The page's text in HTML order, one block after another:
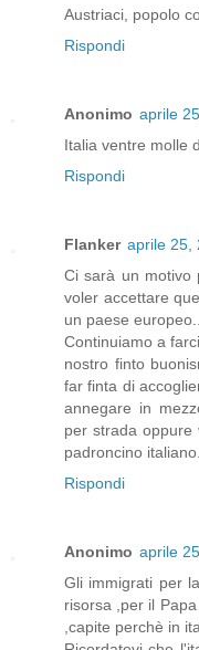
Austriaci, popolo
Rispondi
Anonimo aprile
Italia ventre molle
Rispondi
Flanker aprile 25,
Ci sarà un motivo
voler accettare
un paese
Continuiamo a
nostro finto
far finta di
annegare in
per strada oppure
padroncino italiano.
Rispondi
Anonimo aprile
Gli immigrati per
risorsa ,per il
,capite perchè in